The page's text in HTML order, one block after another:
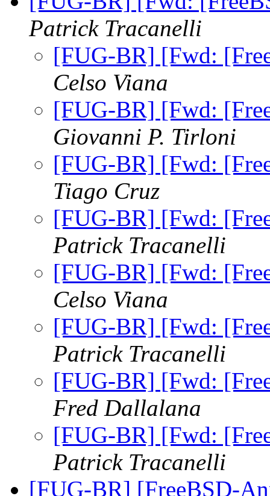
Patrick Tracanelli
[FUG-BR] [Fwd:
Celso Viana
[FUG-BR] [Fwd:
Giovanni P. Tirloni
[FUG-BR] [Fwd:
Tiago Cruz
[FUG-BR] [Fwd:
Patrick Tracanelli
[FUG-BR] [Fwd:
Celso Viana
[FUG-BR] [Fwd:
Patrick Tracanelli
[FUG-BR] [Fwd:
Fred Dallalana
[FUG-BR] [Fwd:
Patrick Tracanelli
[FUG-BR] [FreeBSD-